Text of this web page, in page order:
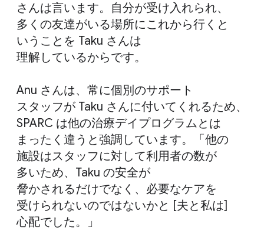
さんは​言います。​自分が​受け入れられ、​
多くの​友達が​いる​場所に​これから​行くと​
いう​ことを Taku さんは​
理解しているからです。
Anu さんは、​常に​個別の​サポート
スタッフが Taku さんに​付いてくれる​ため、​
SPARC は​他の​治療デイプログラムとは​
まったく​違うと​強調しています。​「他の​
施設は​スタッフに​対して​利用者の​数が​
多いため、​Taku の​安全が​
脅かされるだけでなく、​必要な​ケアを​
受けられないのではないかと [夫と​私は​]
心配でした。」